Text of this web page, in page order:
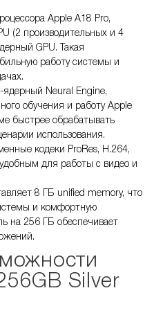
Apple A18 Pro,
(2 производительных и 4
GPU. Такая
работу системы и
ядерный Neural Engine,
обучения и работу Apple
быстрее обрабатывать
использования.
кодеки ProRes, H.264,
удобным для работы с видео и
8 ГБ unified memory, что
и комфортную
на 256 ГБ обеспечивает
Silver